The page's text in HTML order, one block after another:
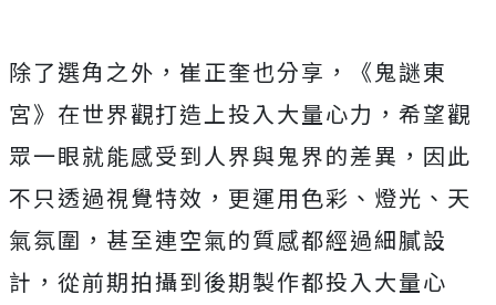
除了選角之外，崔正奎也分享，《鬼謎東
宮》 在世界觀打造上投入大量心力， 希望觀
眾一眼就能感受到人界與鬼界的差異， 因此
不只透過視覺特效，更運用色彩、燈光、天
氣氛圍， 甚至連空氣的質感都經過細膩設
計， 從前期拍攝到後期製作都投入大量心